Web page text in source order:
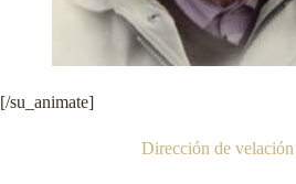
[/su_animate]
Dirección de velación